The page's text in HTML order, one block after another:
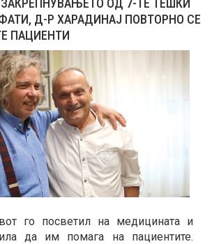
ОД 7-ТЕ ТЕШКИ
Д-Р ХАРАДИНАЈ ПОВТОРНО СЕ
ПАЦИЕНТИ
го посветил на медицината и
да им помага на пациентите.